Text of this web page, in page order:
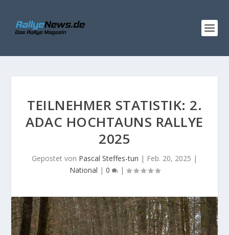
TEILNEHMER STATISTIK: 2.
ADAC HOCHTAUNS RALLYE
2025
Gepostet von Pascal Steffes-tun | Feb. 20, 2025 |
National | 0 |